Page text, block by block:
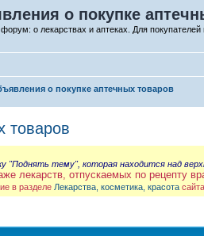
о покупке
о лекарствах и аптеках. Для
о покупке аптечных товаров
товаров
"Поднять тему", которая находится над
лекарств, отпускаемых по рецепту
в разделе Лекарства, косметика, красота сайта